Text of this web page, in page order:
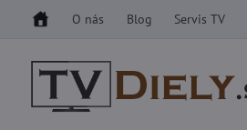
O nás Blog Servis TV